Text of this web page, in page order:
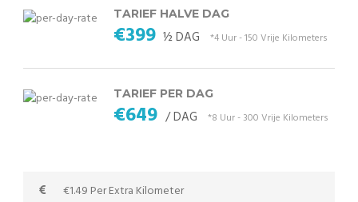
TARIEF HALVE DAG
€399 ½ DAG *4 Uur - 150 Vrije Kilometers
TARIEF PER DAG
€649 / DAG *8 Uur - 300 Vrije Kilometers
€1.49 Per Extra Kilometer